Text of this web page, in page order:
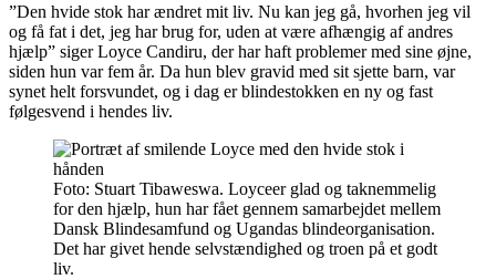
”Den hvide stok har ændret mit liv. Nu kan jeg gå, hvorhen jeg vil
og få fat i det, jeg har brug for, uden at være afhængig af andres
hjælp” siger Loyce Candiru, der har haft problemer med sine øjne,
siden hun var fem år. Da hun blev gravid med sit sjette barn, var
synet helt forsvundet, og i dag er blindestokken en ny og fast
følgesvend i hendes liv.
Foto: Stuart Tibaweswa. Loyceer glad og taknemmelig
for den hjælp, hun har fået gennem samarbejdet mellem
Dansk Blindesamfund og Ugandas blindeorganisation.
Det har givet hende selvstændighed og troen på et godt
liv.